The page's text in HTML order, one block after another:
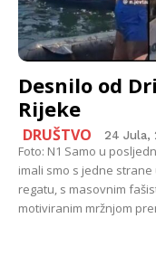
Desnilo od
Rijeke
DRUŠTVO 24 Jula,
Foto: N1 Samo u
imali smo s jedne
regatu, s masovnim
motiviranim mržnjom